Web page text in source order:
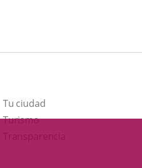
Tu ciudad
TurismoThis